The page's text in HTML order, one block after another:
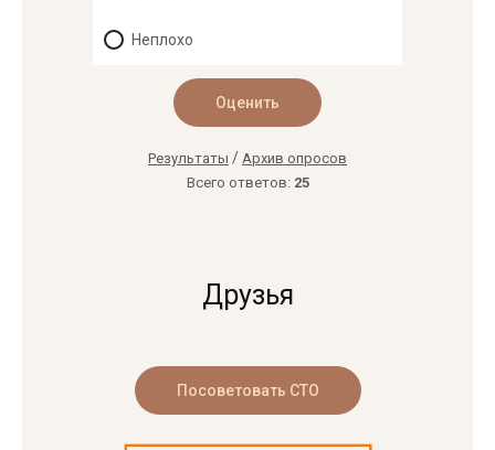
Неплохо
Результаты / Архив опросов
Всего ответов: 25
Друзья